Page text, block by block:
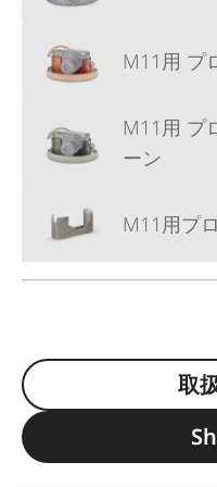
M11用 プ
M11用 プ
ーン
M11用プ
取